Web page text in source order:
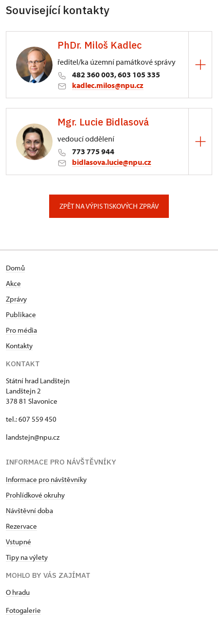
Související kontakty
PhDr. Miloš Kadlec
ředitel/ka územní památkové správy
482 360 003, 603 105 335
kadlec.milos@npu.cz
3/, Sychrov 3
Mgr. Lucie Bidlasová
vedoucí oddělení
773 775 944
bidlasova.lucie@npu.cz
ZPĚT NA VÝPIS TISKOVÝCH ZPRÁV
Domů
Akce
Zprávy
Publikace
Pro média
Kontakty
KONTAKT
Státní hrad Landštejn
Landštejn 2
378 81 Slavonice
tel.: 607 559 450
landstejn@npu.cz
INFORMACE PRO NÁVŠTĚVNÍKY
Informace pro návštěvníky
Prohlídkové okruhy
Návštěvní doba
Rezervace
Vstupné
Tipy na výlety
MOHLO BY VÁS ZAJÍMAT
O hradu
Fotogalerie